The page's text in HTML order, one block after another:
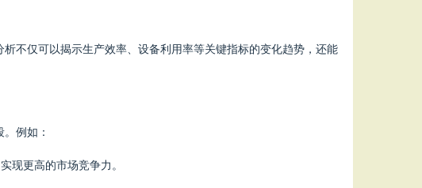
不仅可以揭示生产效率、设备利用率等关键指标的变化趋势，还能
例如：
现更高的市场竞争力。